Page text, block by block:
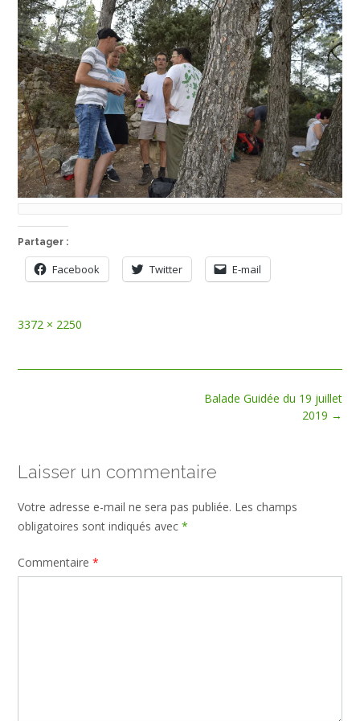
Partager :
Facebook Twitter E-mail
Full
3372 × 2250
Balade Guidée du 19 juillet
2019 →
Laisser un commentaire
Votre adresse e-mail ne sera pas publiée. Les champs
obligatoires sont indiqués avec *
Commentaire *